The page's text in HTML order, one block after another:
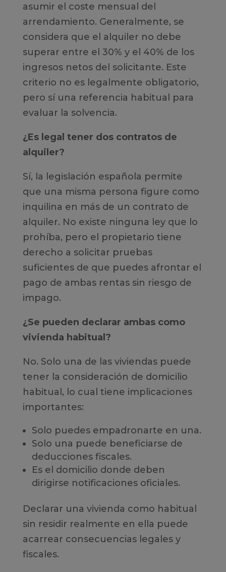
asumir el coste mensual del
arrendamiento. Generalmente, se
considera que el alquiler no debe
superar entre el 30% y el 40% de los
ingresos netos del solicitante. Este
criterio no es legalmente obligatorio,
pero sí una referencia habitual para
evaluar la solvencia.
¿Es legal tener dos contratos de
alquiler?
Sí, la legislación española permite
que una misma persona figure como
inquilina en más de un contrato de
alquiler. No existe ninguna ley que lo
prohíba, pero el propietario tiene
derecho a solicitar pruebas
suficientes de que puedes afrontar el
pago de ambas rentas sin riesgo de
impago.
¿Se pueden declarar ambas como
vivienda habitual?
No. Solo una de las viviendas puede
tener la consideración de domicilio
habitual, lo cual tiene implicaciones
importantes:
Solo puedes empadronarte en una.
Solo una puede beneficiarse de
deducciones fiscales.
Es el domicilio donde deben
dirigirse notificaciones oficiales.
Declarar una vivienda como habitual
sin residir realmente en ella puede
acarrear consecuencias legales y
fiscales.